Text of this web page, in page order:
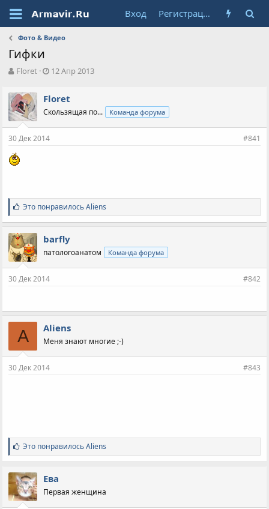
Вход Регистрация
Фото & Видео
Гифки
А
т
о
р
т
е
м
ы
Floret
Д
а
н
12 Апр 2013
Floret
Скользящая по... Команда форума
30 Дек 2014 #841
С
и
м
п
а
т
и
:
Это понравилосьAliens
barfly
патологоанатом Команда форума
30 Дек 2014 #842
A Aliens
Меня знают многие ;-)
30 Дек 2014 #843
С
и
м
п
а
т
и
Это понравилосьAliens
Ева
Первая женщина